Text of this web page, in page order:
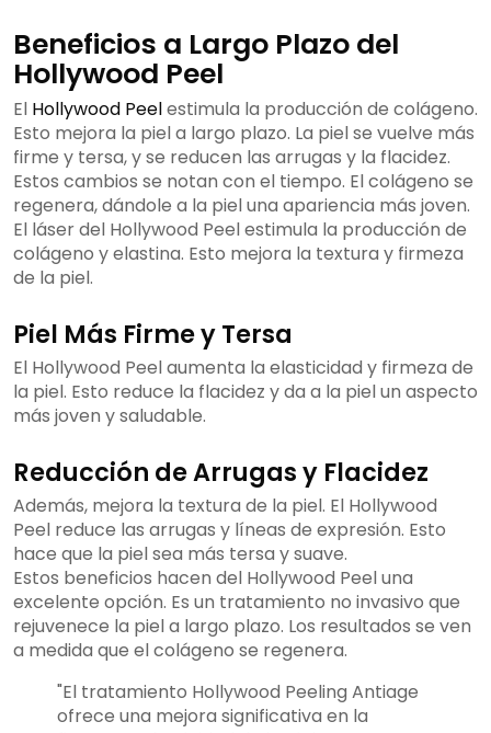
Beneficios a Largo Plazo del
Hollywood Peel
El Hollywood Peelestimula la producción de colágeno.
Esto mejora la piel a largo plazo. La piel se vuelve más
firme y tersa, y se reducen las arrugas y la flacidez.
Estos cambios se notan con el tiempo. El colágeno se
regenera, dándole a la piel una apariencia más joven.
El láser del Hollywood Peel estimula la producción de
colágeno y elastina. Esto mejora la textura y firmeza
de la piel.
Piel Más Firme y Tersa
El Hollywood Peel aumenta la elasticidad y firmeza de
la piel. Esto reduce la flacidez y da a la piel un aspecto
más joven y saludable.
Reducción de Arrugas y Flacidez
Además, mejora la textura de la piel. El Hollywood
Peel reduce las arrugas y líneas de expresión. Esto
hace que la piel sea más tersa y suave.
Estos beneficios hacen del Hollywood Peel una
excelente opción. Es un tratamiento no invasivo que
rejuvenece la piel a largo plazo. Los resultados se ven
a medida que el colágeno se regenera.
"El tratamiento Hollywood Peeling Antiage
ofrece una mejora significativa en la